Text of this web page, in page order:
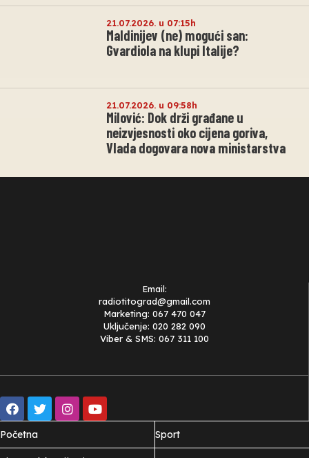
21.07.2026. u 07:15h
Maldinijev (ne) mogući san:
Gvardiola na klupi Italije?
21.07.2026. u 09:58h
Milović: Dok drži građane u
neizvjesnosti oko cijena goriva,
Vlada dogovara nova ministarstva
Email:
radiotitograd@gmail.com
Marketing: 067 470 047
Uključenje: 020 282 090
Viber & SMS: 067 311 100
Početna Sport